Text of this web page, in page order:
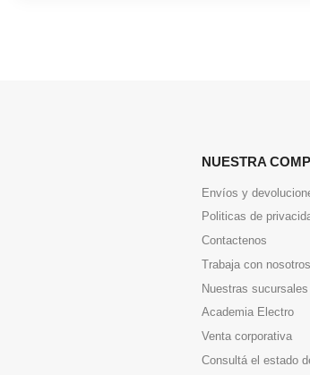
NUESTRA
Envíos y
Politicas de
Contactenos
Trabaja con nosotros
Nuestras sucursales
Academia Electro
Venta corporativa
Consultá el estado